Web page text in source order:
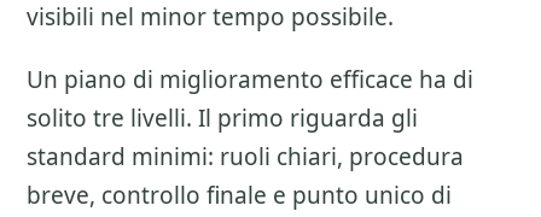
visibili nel minor tempo possibile.
Un piano di miglioramento efficace ha di
solito tre livelli. Il primo riguarda gli
standard minimi: ruoli chiari, procedura
breve, controllo finale e punto unico di